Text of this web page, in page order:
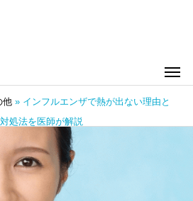
他 » インフルエンザで熱が出ない理由と
処法を医師が解説